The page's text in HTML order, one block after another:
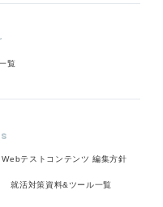
覧
Webテストコンテンツ 編集方針
就活対策資料&ツール一覧